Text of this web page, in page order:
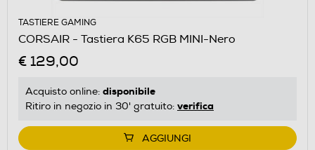
TASTIERE GAMING
CORSAIR - Tastiera K65 RGB MINI-Nero
€ 129,00
Acquisto online: disponibile
Ritiro in negozio in 30' gratuito: verifica
AGGIUNGI